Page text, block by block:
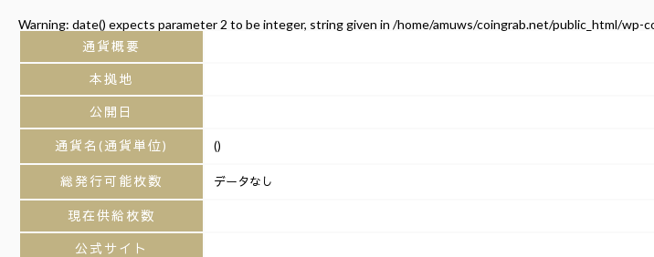
Warning: date() expects parameter 2 to be integer, string given in /home/amuws/coingrab.net/public_html/
通貨概要
本拠地
公開日
通貨名(通貨単位) ()
総発行可能枚数 データなし
現在供給枚数
公式サイト